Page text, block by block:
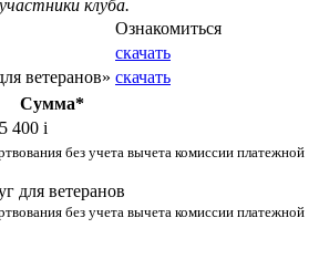
клуба.
Ознакомиться
скачать
ветеранов» скачать
Сумма*
400 i
без учета вычета комиссии платежной
для ветеранов
без учета вычета комиссии платежной